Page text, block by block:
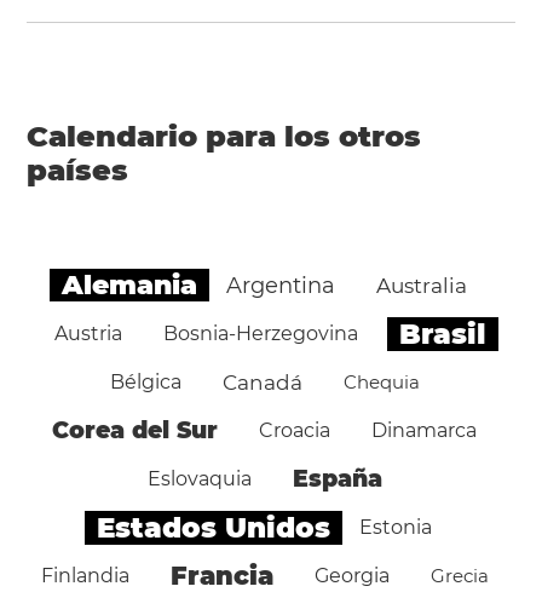
Calendario para los otros
países
Alemania Argentina Australia
Austria Bosnia-Herzegovina Brasil
Bélgica Canadá Chequia
Corea del Sur Croacia Dinamarca
Eslovaquia España
Estados Unidos Estonia
Finlandia Francia Georgia Grecia